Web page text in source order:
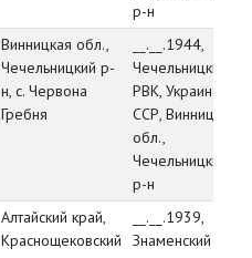
р-н
Винницкая обл.,
Чечельницкий р-
н, с. Червона
Гребня
__.__.1944,
Чечельницкий
РВК, Украинская
ССР, Винницкая
обл.,
Чечельницкий
р-н
Алтайский край,
Краснощековский
__.__.1939,
Знаменский